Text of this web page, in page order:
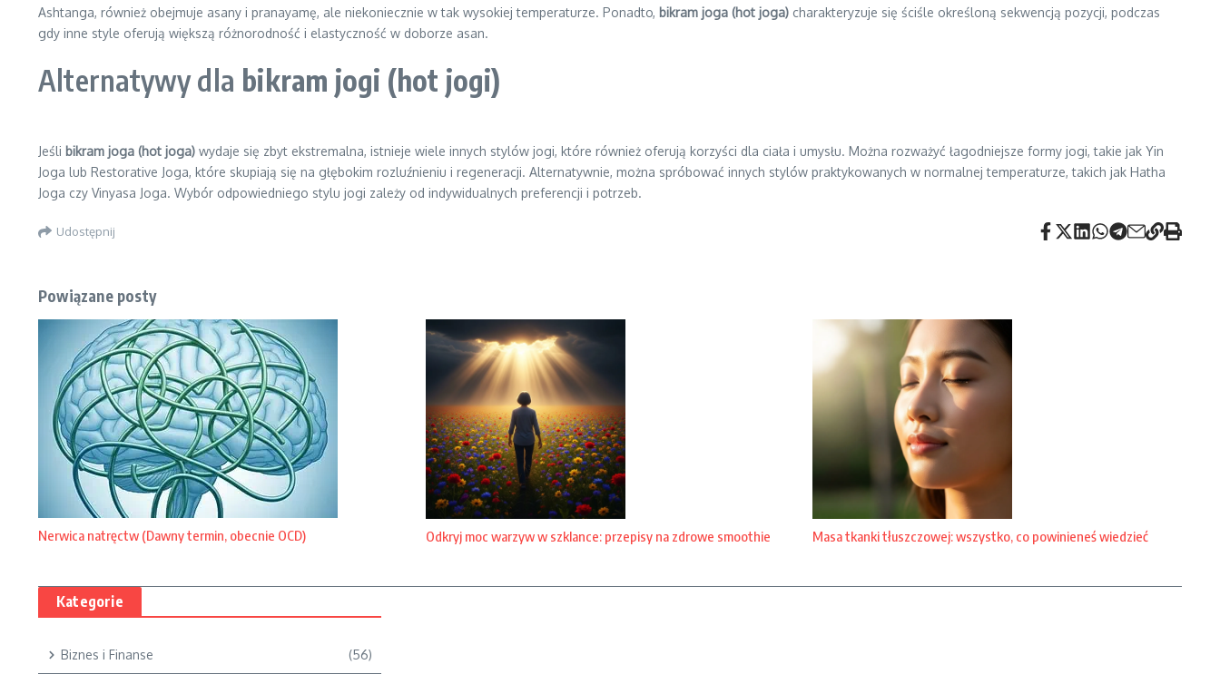
Ashtanga, również obejmuje asany i pranayamę, ale niekoniecznie w tak wysokiej temperaturze. Ponadto, bikram joga (hot joga) charakteryzuje się ściśle określoną sekwencją pozycji, podczas
gdy inne style oferują większą różnorodność i elastyczność w doborze asan.
Alternatywy dla bikram jogi (hot jogi)
Jeśli bikram joga (hot joga) wydaje się zbyt ekstremalna, istnieje wiele innych stylów jogi, które również oferują korzyści dla ciała i umysłu. Można rozważyć łagodniejsze formy jogi, takie jak Yin
Joga lub Restorative Joga, które skupiają się na głębokim rozluźnieniu i regeneracji. Alternatywnie, można spróbować innych stylów praktykowanych w normalnej temperaturze, takich jak Hatha
Joga czy Vinyasa Joga. Wybór odpowiedniego stylu jogi zależy od indywidualnych preferencji i potrzeb.
Udostępnij
Powiązane posty
Nerwica natręctw (Dawny termin, obecnie OCD) Odkryj moc warzyw w szklance: przepisy na zdrowe smoothie Masa tkanki tłuszczowej: wszystko, co powinieneś wiedzieć
Kategorie
Biznes i Finanse (56)